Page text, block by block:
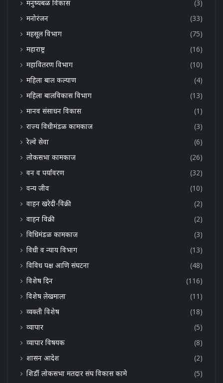
मनुष्यबळ विकास
(3)
मनोरंजन
(33)
महसूल विभाग
(75)
महाराष्ट्र
(16)
महावितरण विभाग
(10)
महिला बाल कल्याण
(4)
महिला बालविकास विभाग
(13)
मानव संसाधन विकास
(1)
राज्य विधीमंडळ कामकाज
(3)
रेल्वे सेवा
(6)
लोकसभा कामकाज
(26)
वन व पर्यावरण
(32)
वन्य जीव
(10)
वाहन खरेदी-विक्री
(2)
वाहन विक्री
(2)
विधिमंडळ कामकाज
(3)
विधी व न्याय विभाग
(13)
विविध पक्ष आणि संघटना
(48)
विशेष दिन
(116)
विशेष लेखमाला
(11)
व्यक्ती विशेष
(18)
व्यापार
(5)
व्यापार विषयक
(8)
शासन आदेश
(2)
शिर्डी लोकसभा मतदार संघ विकास कामे
(5)